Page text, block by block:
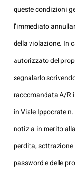
queste condizioni
l’immediato
della violazione. In
autorizzato del
segnalarlo
raccomandata A/R
in Viale Ippocrate
notizia in merito
perdita,
password e delle